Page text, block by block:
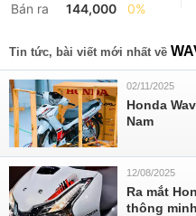
Bán ra
144,000 0%
Tin tức, bài viết mới nhất về
02/11/2025
Honda
Nam
12/08/2025
Ra mắt
thông